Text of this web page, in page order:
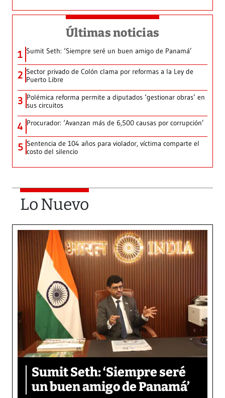
Últimas noticias
1 Sumit Seth: ‘Siempre seré un buen amigo de Panamá’
2 Sector privado de Colón clama por reformas a la Ley de
Puerto Libre
3 Polémica reforma permite a diputados ‘gestionar obras’ en
sus circuitos
4 Procurador: ‘Avanzan más de 6,500 causas por corrupción’
5 Sentencia de 104 años para violador, víctima comparte el
costo del silencio
Lo Nuevo
Sumit Seth: ‘Siempre seré
un buen amigo de Panamá’